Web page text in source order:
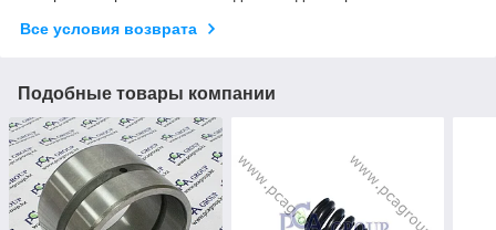
Все условия возврата
Подобные товары компании